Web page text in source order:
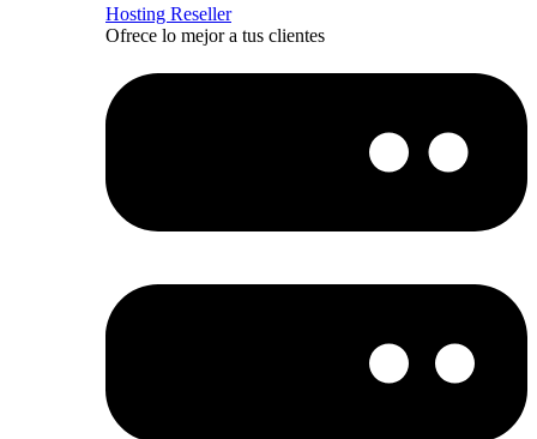
Hosting Reseller
Ofrece lo mejor a tus clientes